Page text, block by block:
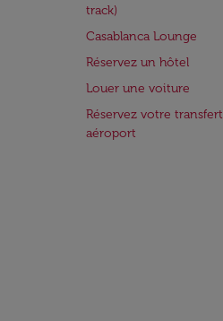
track)
Casablanca Lounge
Réservez un hôtel
Louer une voiture
Réservez votre transfert
aéroport